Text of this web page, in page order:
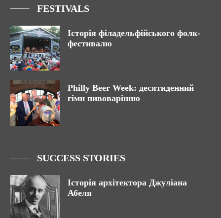
FESTIVALS
Історія філадельфійського фолк-
фестивалю
Philly Beer Week: десятиденний
гімн пивоварінню
SUCCESS STORIES
Історія архітектора Джуліана
Абеля